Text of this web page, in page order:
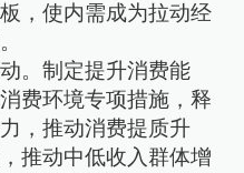
，使内需成为拉动经
。制定提升消费能
费环境专项措施，释
，推动消费提质升
推动中低收入群体增